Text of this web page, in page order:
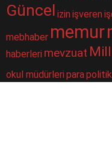
Güncel izin işveren
mebhaber memur
haberleri mevzuat
okul müdürleripara